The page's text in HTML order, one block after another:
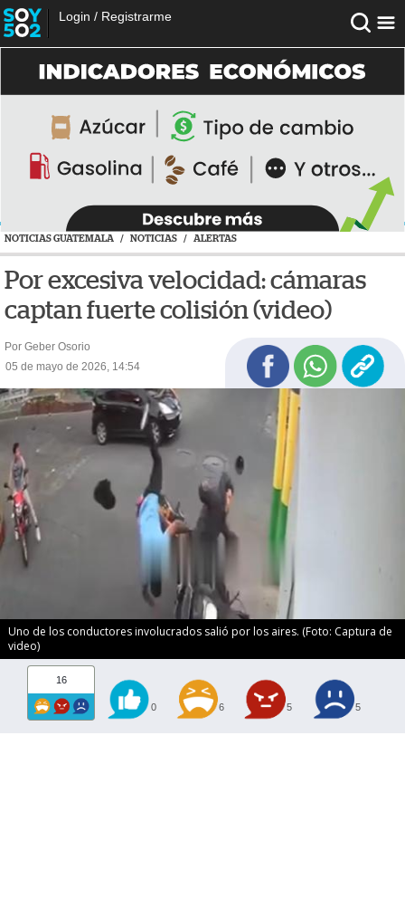
Login / Registrarme
NOTICIAS GUATEMALA / NOTICIAS / ALERTAS
Por excesiva velocidad: cámaras
captan fuerte colisión (video)
Por Geber Osorio
05 de mayo de 2026, 14:54
Uno de los conductores involucrados salió por los aires. (Foto: Captura de
video)
16
0 6 5 5